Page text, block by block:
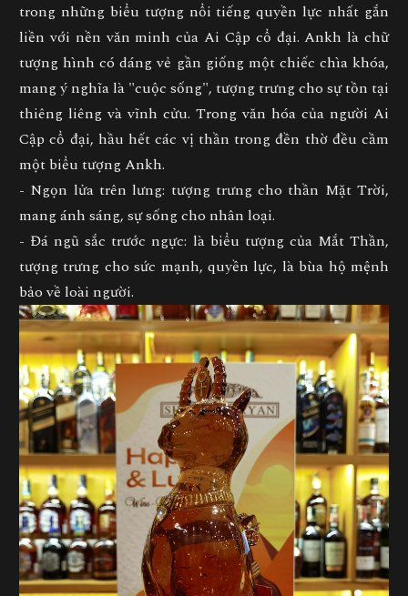
trong những biểu tượng nổi tiếng quyền lực nhất gắn
liền với nền văn minh của Ai Cập cổ đại. Ankh là chữ
tượng hình có dáng vẻ gần giống một chiếc chìa khóa,
mang ý nghĩa là "cuộc sống", tượng trưng cho sự tồn tại
thiêng liêng và vĩnh cửu. Trong văn hóa của người Ai
Cập cổ đại, hầu hết các vị thần trong đền thờ đều cầm
một biểu tượng Ankh.
- Ngọn lửa trên lưng: tượng trưng cho thần Mặt Trời,
mang ánh sáng, sự sống cho nhân loại.
- Đá ngũ sắc trước ngực: là biểu tượng của Mắt Thần,
tượng trưng cho sức mạnh, quyền lực, là bùa hộ mệnh
bảo về loài người.